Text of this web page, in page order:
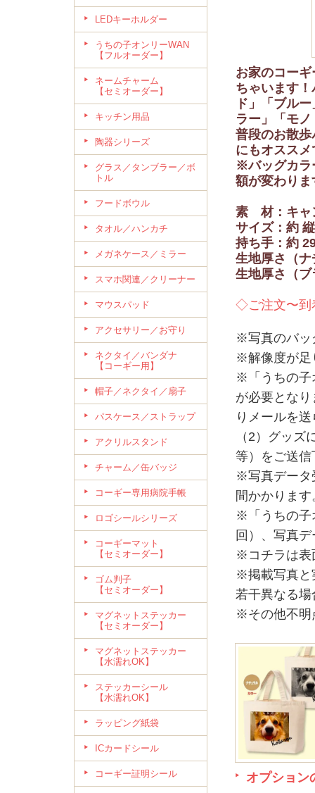
LEDキーホルダー
うちの子オンリーWAN
【フルオーダー】
ネームチャーム
【セミオーダー】
キッチン用品
陶器シリーズ
グラス／タンブラー／ボ
トル
フードボウル
タオル／ハンカチ
メガネケース／ミラー
スマホ関連／クリーナー
マウスパッド
アクセサリー／お守り
ネクタイ／バンダナ
【コーギー用】
帽子／ネクタイ／扇子
パスケース／ストラップ
アクリルスタンド
チャーム／缶バッジ
コーギー専用病院手帳
ロゴシールシリーズ
コーギーマット
【セミオーダー】
ゴム判子
【セミオーダー】
マグネットステッカー
【セミオーダー】
マグネットステッカー
【水濡れOK】
ステッカーシール
【水濡れOK】
ラッピング紙袋
ICカードシール
コーギー証明シール
お家のコー
ちゃいます
ド」「ブル
ラー」「モ
普段のお散
にもオススメ
※バッグカラ
額が変わりま
素 材：キャ
サイズ：約
持ち手：約
生地厚さ（
生地厚さ（
◇ご注文〜到
※写真のバッ
※解像度が足
※「うちの子
が必要とな
りメールを
（2）グッ
等）をご送信
※写真データ
間かかります
※「うちの子
回）、写真
※コチラは表
※掲載写真と
若干異なる
※その他不明
オプション